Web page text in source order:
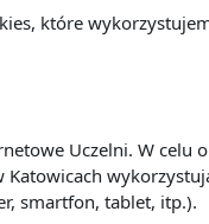
które
Uczelni. W celu
smartfon, tablet, itp.).